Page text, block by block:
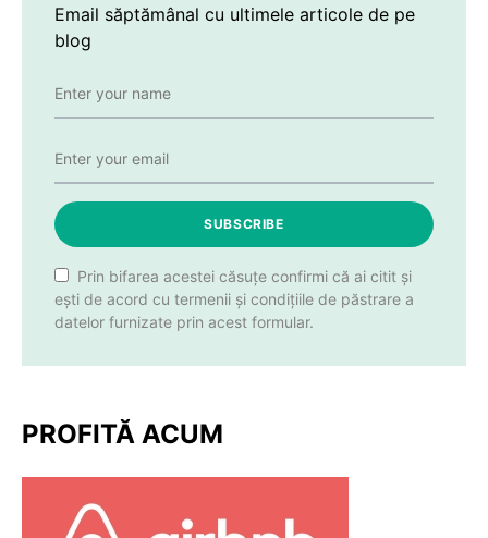
Email săptămânal cu ultimele articole de pe
blog
SUBSCRIBE
Prin bifarea acestei căsuțe confirmi că ai citit și
ești de acord cu termenii și condițiile de păstrare a
datelor furnizate prin acest formular.
PROFITĂ ACUM